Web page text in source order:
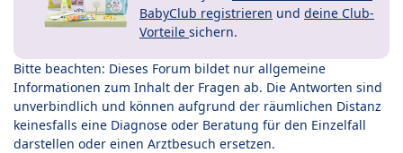
BabyClub registrieren und deine Club-
Vorteile sichern.
Bitte beachten: Dieses Forum bildet nur allgemeine
Informationen zum Inhalt der Fragen ab. Die Antworten sind
unverbindlich und können aufgrund der räumlichen Distanz
keinesfalls eine Diagnose oder Beratung für den Einzelfall
darstellen oder einen Arztbesuch ersetzen.